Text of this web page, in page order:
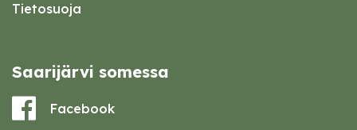
Tietosuoja
Saarijärvi somessa
Facebook